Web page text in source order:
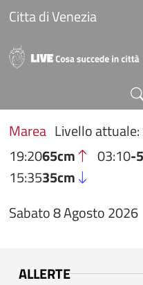
Salta al contenuto
Citta di Venezia
Marea Livello attuale:
19:2065cm 03:10-
15:3535cm
Sabato 8 Agosto 2026
ALLERTE